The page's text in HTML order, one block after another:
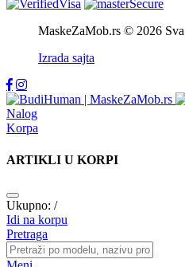
MaskeZaMob.rs © 2026 Sva
Izrada sajta
Nalog
Korpa
ARTIKLI U KORPI
Ukupno: /
Idi na korpu
Pretraga